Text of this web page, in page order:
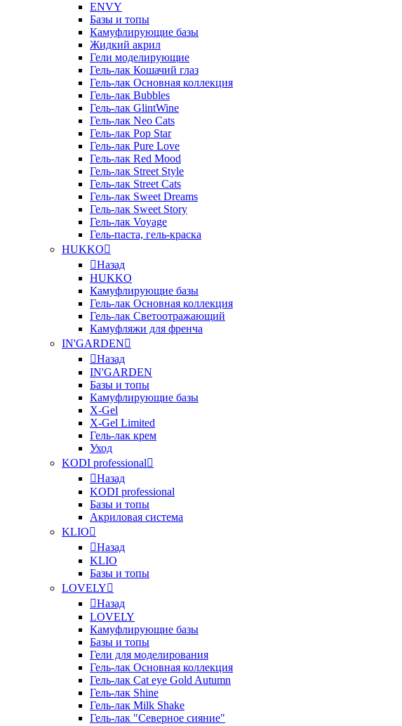
ENVY
Базы и топы
Камуфлирующие базы
Жидкий акрил
Гели моделирующие
Гель-лак Кошачий глаз
Гель-лак Основная коллекция
Гель-лак Bubbles
Гель-лак GlintWine
Гель-лак Neo Cats
Гель-лак Pop Star
Гель-лак Pure Love
Гель-лак Red Mood
Гель-лак Street Style
Гель-лак Street Cats
Гель-лак Sweet Dreams
Гель-лак Sweet Story
Гель-лак Voyage
Гель-паста, гель-краска
HUKKO
Назад
HUKKO
Камуфлирующие базы
Гель-лак Основная коллекция
Гель-лак Светоотражающий
Камуфляжи для френча
IN'GARDEN
Назад
IN'GARDEN
Базы и топы
Камуфлирующие базы
X-Gel
X-Gel Limited
Гель-лак крем
Уход
KODI professional
Назад
KODI professional
Базы и топы
Акриловая система
KLIO
Назад
KLIO
Базы и топы
LOVELY
Назад
LOVELY
Камуфлирующие базы
Базы и топы
Гели для моделирования
Гель-лак Основная коллекция
Гель-лак Cat eye Gold Autumn
Гель-лак Shine
Гель-лак Milk Shake
Гель-лак "Северное сияние"